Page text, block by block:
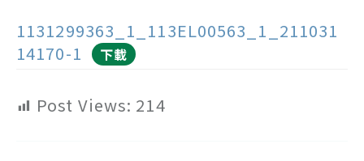
1131299363_1_113EL00563_1_211031
14170-1
下載
Post Views: 214